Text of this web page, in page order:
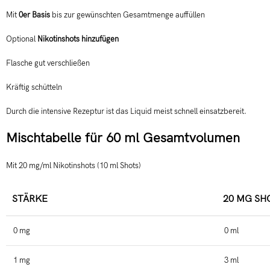
Mit0er Basis bis zur gewünschten Gesamtmenge auffüllen
OptionalNikotinshots hinzufügen
Flasche gut verschließen
Kräftig schütteln
Durch die intensive Rezeptur ist das Liquid meist schnell einsatzbereit.
Mischtabelle für 60 ml Gesamtvolumen
Mit 20 mg/ml Nikotinshots (10 ml Shots)
STÄRKE 20 MG
0 mg 0 ml
1 mg 3 ml